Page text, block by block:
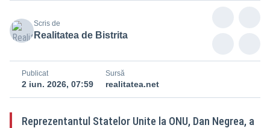
Scris de
Realitatea de Bistrita
Publicat
2 iun. 2026, 07:59
Sursă
realitatea.net
Reprezentantul Statelor Unite la ONU, Dan Negrea, a